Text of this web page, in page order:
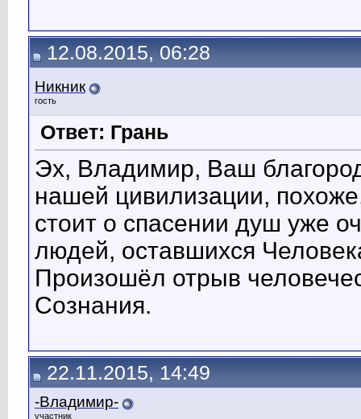
12.08.2015, 06:28
Никник
гость
Ответ: Грань
Эх, Владимир, Ваш
нашей цивилизации,
стоит о спасении душ уже
людей, оставшихся
Произошёл отрыв
Сознания.
22.11.2015, 14:49
-Владимир-
участник